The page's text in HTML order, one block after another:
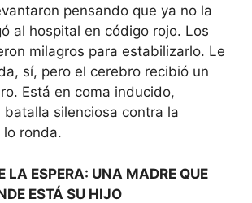
pensando que ya no la
al hospital en código rojo. Los
milagros para estabilizarlo. Le
sí, pero el cerebro recibió un
Está en coma inducido,
batalla silenciosa contra la
lo ronda.
LA ESPERA: UNA MADRE QUE
ESTÁ SU HIJO